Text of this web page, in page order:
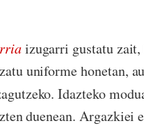
izugarri gustatu zait,
uniforme honetan,
Idazteko
duenean.